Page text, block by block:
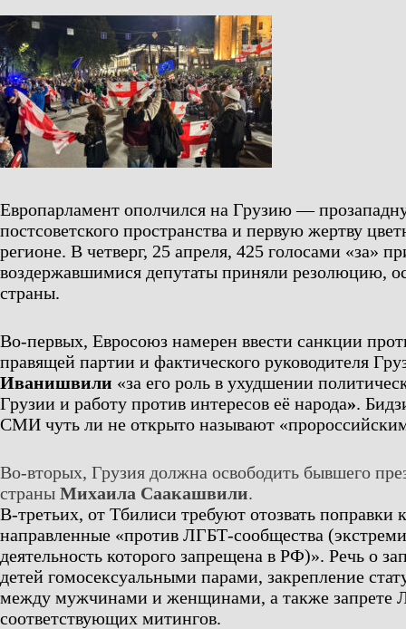
Европарламент ополчился на Грузию —
постсоветского пространства и первую жертву
регионе. В четверг, 25 апреля, 425 голосами «за»
воздержавшимися депутаты приняли резолюцию,
страны.
Во-первых, Евросоюз намерен ввести санкции
правящей партии и фактического руководителя
Иванишвили «за его роль в ухудшении
Грузии и работу против интересов её народа».
СМИ чуть ли не открыто называют
Во-вторых, Грузия должна освободить бывшего
страны Михаила Саакашвили.
В-третьих, от Тбилиси требуют отозвать поправки
направленные «против ЛГБТ-сообщества
деятельность которого запрещена в РФ)». Речь о
детей гомосексуальными парами, закрепление
между мужчинами и женщинами, а также запрете
соответствующих митингов.